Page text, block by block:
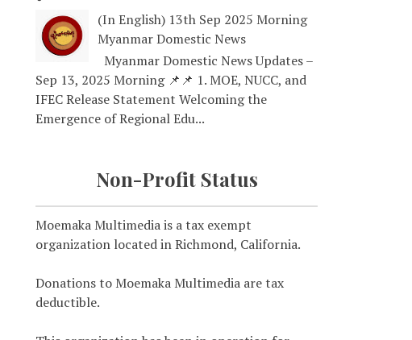
(In English) 13th Sep 2025 Morning
Myanmar Domestic News
Myanmar Domestic News Updates –
Sep 13, 2025 Morning 📌📌 1. MOE, NUCC, and
IFEC Release Statement Welcoming the
Emergence of Regional Edu...
Non-Profit Status
Moemaka Multimedia is a tax exempt
organization located in Richmond, California.
Donations to Moemaka Multimedia are tax
deductible.